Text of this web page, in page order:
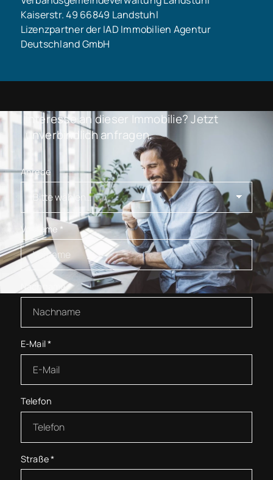
Kaiserstr. 49 66849 Landstuhl
Lizenzpartner der IAD Immobilien Agentur
Deutschland GmbH
Interesse an dieser Immobilie? Jetzt
unverbindlich anfragen.
Anrede
Vorname *
Nachname*
E-Mail*
Telefon
Straße*